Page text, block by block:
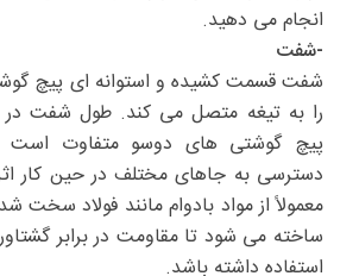
انجام می دهید.
-شفت
شفت قسمت کشیده و استوانه ای پیچ
را به تیغه متصل می کند. طول شفت در
پیچ گوشتی های دوسو متفاوت
دسترسی به جاهای مختلف در حین کار
معمولاً از مواد بادوام مانند فولاد سخت
ساخته می شود تا مقاومت در برابر
استفاده داشته باشد.